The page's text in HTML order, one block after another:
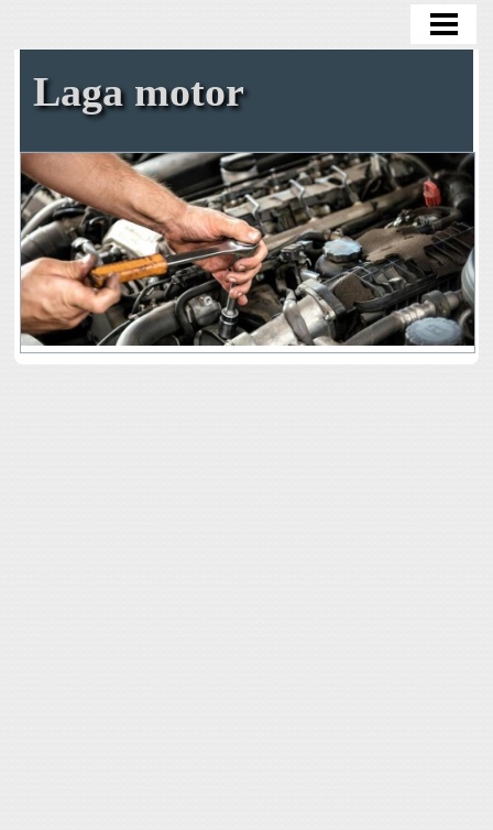
BYTA OLJEFILTER
BYTA KAMREM SJÄLV
TA BORT ROST
BENSIN I DIESELBIL
BLOGG
Laga motor